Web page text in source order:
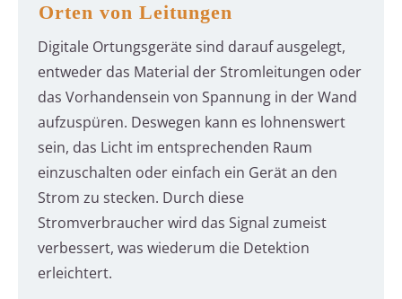
Orten von Leitungen
Digitale Ortungsgeräte sind darauf ausgelegt,
entweder das Material der Stromleitungen oder
das Vorhandensein von Spannung in der Wand
aufzuspüren. Deswegen kann es lohnenswert
sein, das Licht im entsprechenden Raum
einzuschalten oder einfach ein Gerät an den
Strom zu stecken. Durch diese
Stromverbraucher wird das Signal zumeist
verbessert, was wiederum die Detektion
erleichtert.